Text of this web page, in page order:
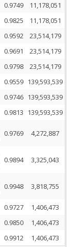
0.9749
11,178,051
0.9825 11,178,051
0.9592
23,514,179
0.9691
23,514,179
0.9798 23,514,179
0.9559 139,593,539
0.9746 139,593,539
0.9813 139,593,539
0.9769 4,272,887
0.9894 3,325,043
0.9948 3,818,755
0.9727
1,406,473
0.9850
1,406,473
0.9912 1,406,473